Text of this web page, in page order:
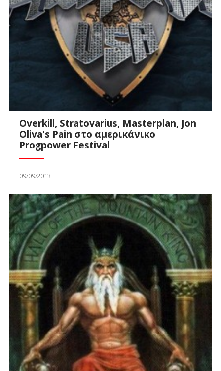
Overkill, Stratovarius, Masterplan, Jon
Oliva's Pain στο αμερικάνικο
Progpower Festival
09/09/2013